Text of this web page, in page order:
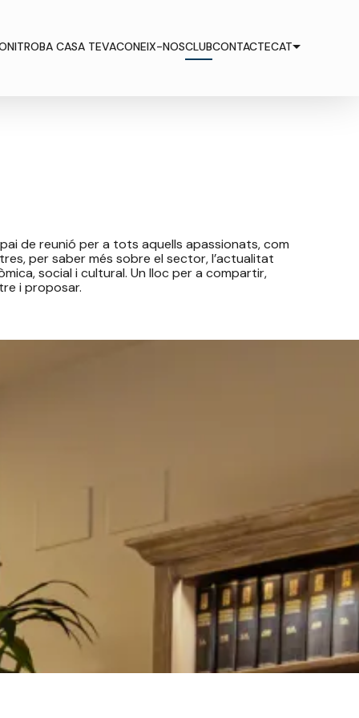
TROBA CASA TEVACONEIX-NOSCLUBCONTACTECAT
TROBA CASA TEVACONEIX-NOSCLUBCONTACTECAT
de reunió per a tots aquells apassionats, com
per saber més sobre el sector, l’actualitat
social i cultural. Un lloc per a compartir,
i proposar.